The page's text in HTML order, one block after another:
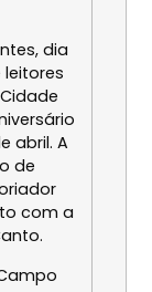
dia
abril. A
de
com a